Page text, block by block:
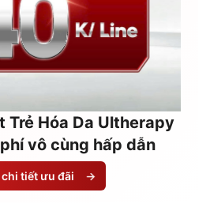
Trẻ Hóa Da Ultherapy
vô cùng hấp dẫn
chi tiết ưu đãi →